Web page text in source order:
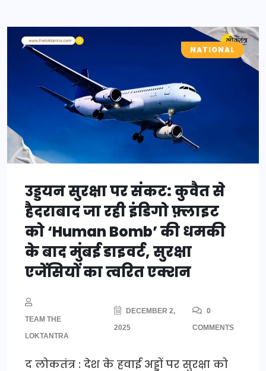
NATIONAL
उड्डयन सुरक्षा पर संकट: कुवैत से
हैदराबाद जा रही इंडिगो फ़्लाइट
को ‘Human Bomb’ की धमकी
के बाद मुंबई डाइवर्ट, सुरक्षा
एजेंसियों का त्वरित एक्शन
TEAM THE
LOKTANTRA
DECEMBER 2,
2025
0
COMMENTS
द लोकतंत्र : देश के हवाई अड्डों पर सुरक्षा को